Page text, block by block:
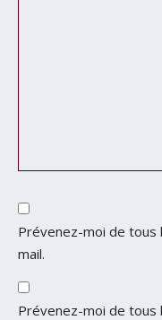
Prévenez-moi de tous
mail.
Prévenez-moi de tous